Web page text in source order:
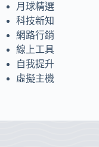
月球精選
科技新知
網路行銷
線上工具
自我提升
虛擬主機